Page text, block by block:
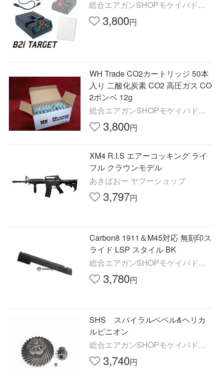
総合エアガンSHOPモケイパドッ
ク 3,800円
WH Trade CO2カートリッジ 50本
入り 二酸化炭素 CO2 高圧ガス CO
2ボンベ 12g
総合エアガンSHOPモケイパドッ
ク 3,800円
XM4 R.I.S エアーコッキング ライ
フル クラウンモデル
あきばおー ヤフーショップ
3,797円
Carbon8 1911＆M45対応 無刻印ス
ライド LSP スタイル BK
総合エアガンSHOPモケイパドッ
ク 3,780円
SHS スパイラルベベル&ヘリカ
ルピニオン
総合エアガンSHOPモケイパドッ
ク 3,740円